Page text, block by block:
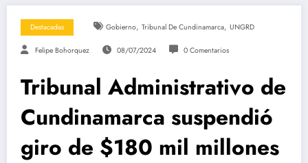
Destacadas Gobierno, Tribunal De Cundinamarca, UNGRD
Felipe Bohorquez 08/07/2024 0 Comentarios
Tribunal Administrativo de
Cundinamarca suspendió
giro de $180 mil millones